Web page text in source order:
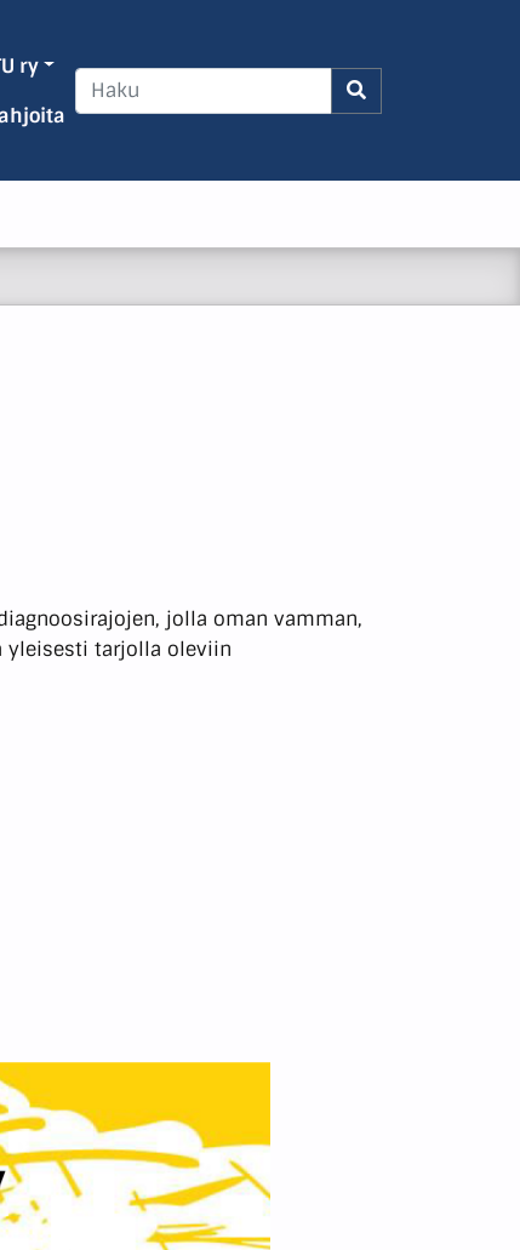
ry
jolla oman vamman,
yleisesti tarjolla oleviin